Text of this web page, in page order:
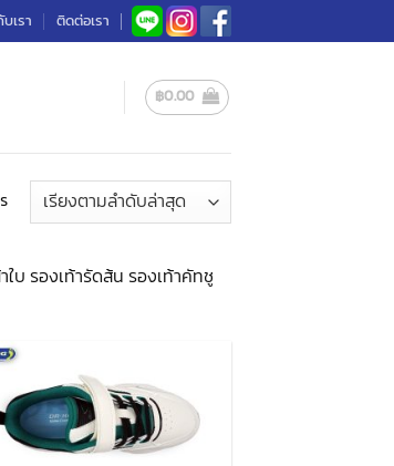
เรา ติดต่อเรา
฿0.00
Sorted
บ รองเท้ารัดส้น รองเท้าคัทชู